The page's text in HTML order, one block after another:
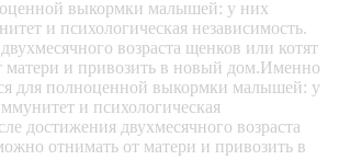
выкормки малышей: у них
и психологическая независимость.
возраста щенков или котят
матери и привозить в новый дом.Именно
для полноценной выкормки малышей: у
и психологическая
достижения двухмесячного возраста
отнимать от матери и привозить в